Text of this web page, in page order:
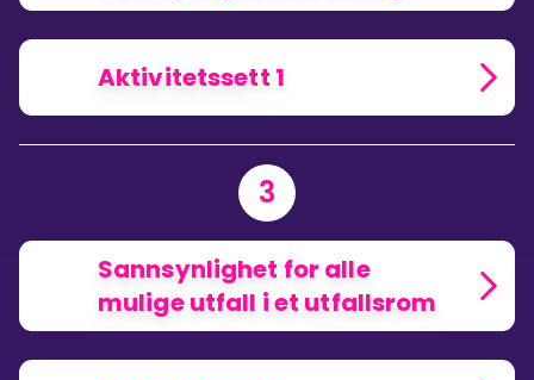
Aktivitetssett 1
3
Sannsynlighet for alle
mulige utfall i et utfallsrom